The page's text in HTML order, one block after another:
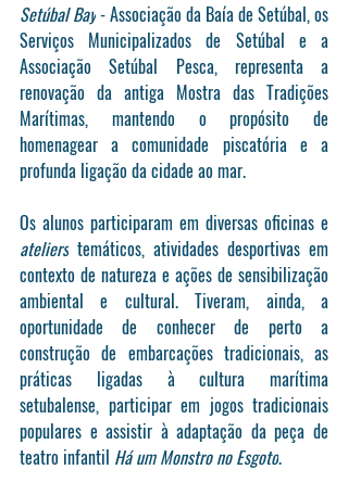
Setúbal Bay - Associação da Baía de Setúbal, os
Serviços Municipalizados de Setúbal e a
Associação Setúbal Pesca, representa a
renovação da antiga Mostra das Tradições
Marítimas, mantendo o propósito de
homenagear a comunidade piscatória e a
profunda ligação da cidade ao mar.
ateliers temáticos, atividades desportivas em
contexto de natureza e ações de sensibilização
ambiental e cultural. Tiveram, ainda, a
oportunidade de conhecer de perto a
construção de embarcações tradicionais, as
práticas ligadas à cultura marítima
setubalense, participar em jogos tradicionais
populares e assistir à adaptação da peça de
teatro infantil Há um Monstro no Esgoto.